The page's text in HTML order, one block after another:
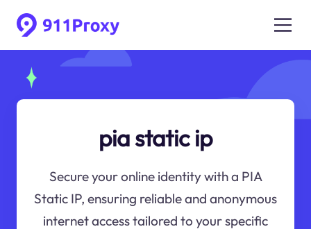
pia static ip
Secure your online identity with a PIA
Static IP, ensuring reliable and anonymous
internet access tailored to your specific